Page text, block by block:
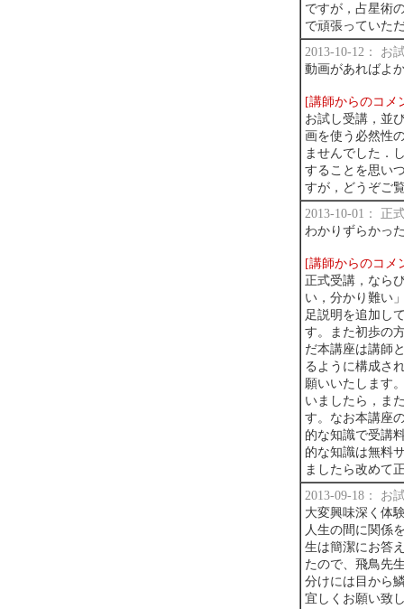
ですが，占星術
で頑張っていた
2013-10-12： お
動画があればよ
[講師からのコメ
お試し受講，並
画を使う必然性
ませんでした．
することを思い
すが，どうぞご
2013-10-01： 正
わかりずらかっ
[講師からのコメ
正式受講，なら
い，分かり難い
足説明を追加し
す。また初歩の
だ本講座は講師
るように構成さ
願いいたします
いましたら，ま
す。なお本講座
的な知識で受講
的な知識は無料
ましたら改めて
2013-09-18： お
大変興味深く体
人生の間に関係
生は簡潔にお答
たので、飛鳥先
分けには目から
宜しくお願い致